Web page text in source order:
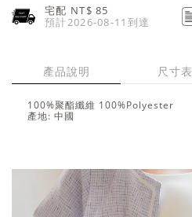
宅配 NT$85
預計2026-08-11到達
產品說明 尺寸表
100%聚酯纖維 100%Polyester
產地: 中國